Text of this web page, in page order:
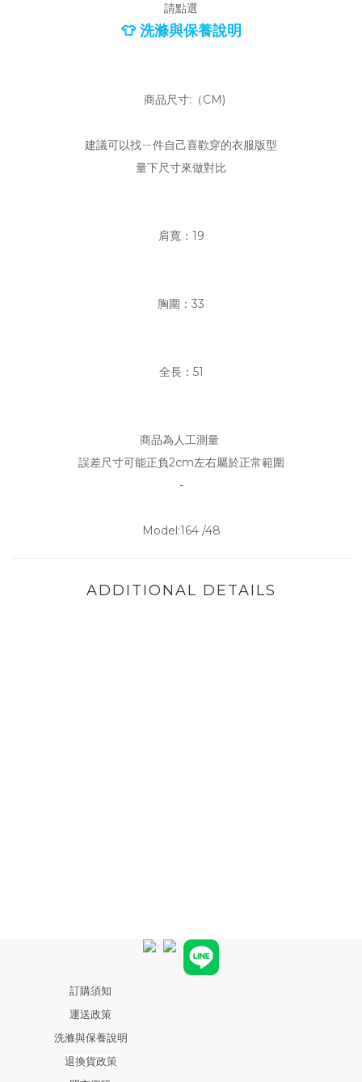
請點選
👕 洗滌與保養說明
商品尺寸:（CM)
建議可以找ㄧ件自己喜歡穿的衣服版型
量下尺寸來做對比
肩寬：19
胸圍：33
全長：51
商品為人工測量
誤差尺寸可能正負2cm左右屬於正常範圍
-
Model:164 /48
ADDITIONAL DETAILS
訂購須知
運送政策
洗滌與保養說明
退換貨政策